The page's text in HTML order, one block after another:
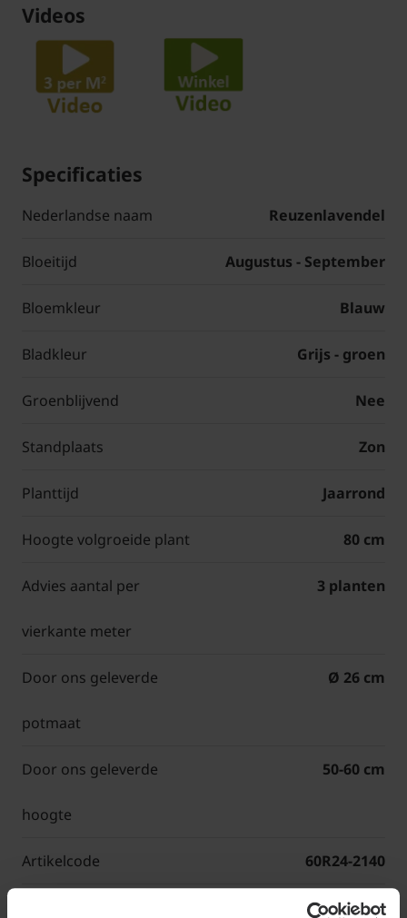
Videos
Specificaties
Nederlandse naam Reuzenlavendel
Bloeitijd Augustus - September
Bloemkleur Blauw
Bladkleur Grijs - groen
Groenblijvend Nee
Standplaats Zon
Planttijd Jaarrond
Hoogte volgroeide plant 80 cm
Advies aantal per
vierkante meter
3 planten
Door ons geleverde
potmaat
Ø 26 cm
Door ons geleverde
hoogte
50-60 cm
Artikelcode 60R24-2140